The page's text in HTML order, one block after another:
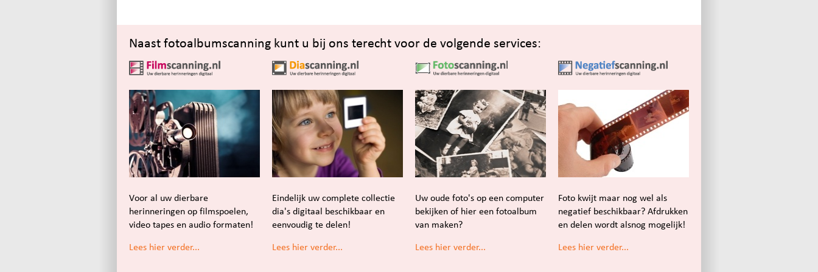
Naast fotoalbumscanning kunt u bij ons terecht voor de volgende services:
Voor al uw dierbare
herinneringen op filmspoelen,
video tapes en audio formaten!
Lees hier verder...
Eindelijk uw complete collectie
dia's digitaal beschikbaar en
eenvoudig te delen!
Lees hier verder...
Uw oude foto's op een computer
bekijken of hier een fotoalbum
van maken?
Lees hier verder...
Foto kwijt maar nog wel als
negatief beschikbaar? Afdrukken
en delen wordt alsnog mogelijk!
Lees hier verder...